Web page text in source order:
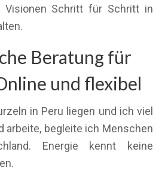
Visionen Schritt für Schritt in
Beratung für
und flexibel
in Peru liegen und ich viel
arbeite, begleite ich Menschen
Energie kennt keine